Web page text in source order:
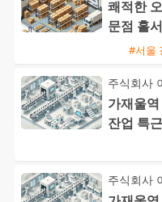
쾌적한
문점 홀
#서울
주식회사
가재울
잔업 특
주식회사